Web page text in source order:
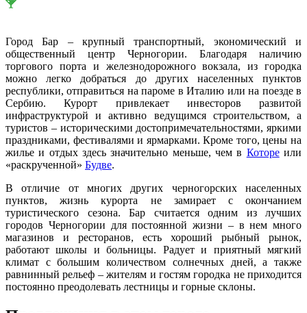
Город Бар – крупный транспортный, экономический и
общественный центр Черногории. Благодаря наличию
торгового порта и железнодорожного вокзала, из городка
можно легко добраться до других населенных пунктов
республики, отправиться на пароме в Италию или на поезде в
Сербию. Курорт привлекает инвесторов развитой
инфраструктурой и активно ведущимся строительством, а
туристов – историческими достопримечательностями, яркими
праздниками, фестивалями и ярмарками. Кроме того, цены на
жилье и отдых здесь значительно меньше, чем в Котореили
«раскрученной» Будве.
В отличие от многих других черногорских населенных
пунктов, жизнь курорта не замирает с окончанием
туристического сезона. Бар считается одним из лучших
городов Черногории для постоянной жизни – в нем много
магазинов и ресторанов, есть хороший рыбный рынок,
работают школы и больницы. Радует и приятный мягкий
климат с большим количеством солнечных дней, а также
равнинный рельеф – жителям и гостям городка не приходится
постоянно преодолевать лестницы и горные склоны.